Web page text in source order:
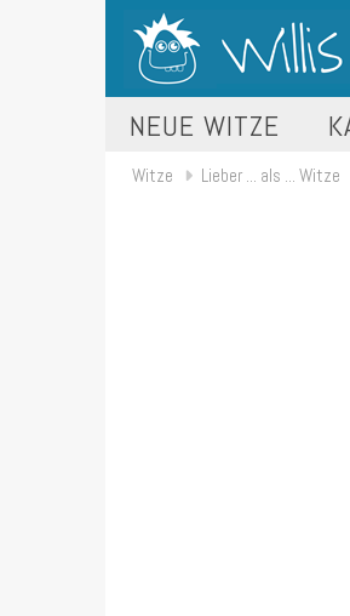
NEUE WITZE
Witze Lieber ... als ... Witze